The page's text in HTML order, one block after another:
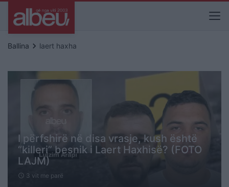
Ballina keyboard_arrow_right laert haxha
I përfshirë në disa vrasje, kush është
“killeri” besnik i Laert Haxhisë? (FOTO
LAJM)
schedule 3 vit me parë